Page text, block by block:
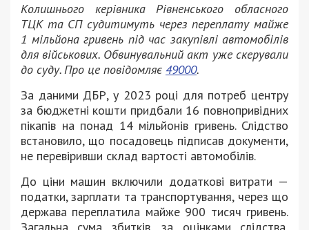
Колишнього керівника Рівненського обласного
ТЦК та СП судитимуть через переплату майже
1 мільйона гривень під час закупівлі автомобілів
для військових. Обвинувальний акт уже скерували
до суду. Про це повідомляє 49000.
За даними ДБР, у 2023 році для потреб центру
за бюджетні кошти придбали 16 повнопривідних
пікапів на понад 14 мільйонів гривень. Слідство
встановило, що посадовець підписав документи,
не перевіривши склад вартості автомобілів.
До ціни машин включили додаткові витрати —
податки, зарплати та транспортування, через що
держава переплатила майже 900 тисяч гривень.